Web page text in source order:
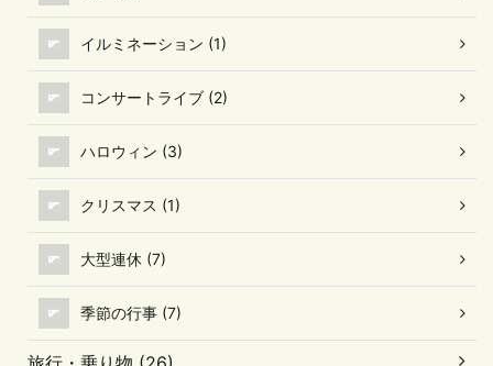
イルミネーション (1)
コンサートライブ (2)
ハロウィン (3)
クリスマス (1)
大型連休 (7)
季節の行事 (7)